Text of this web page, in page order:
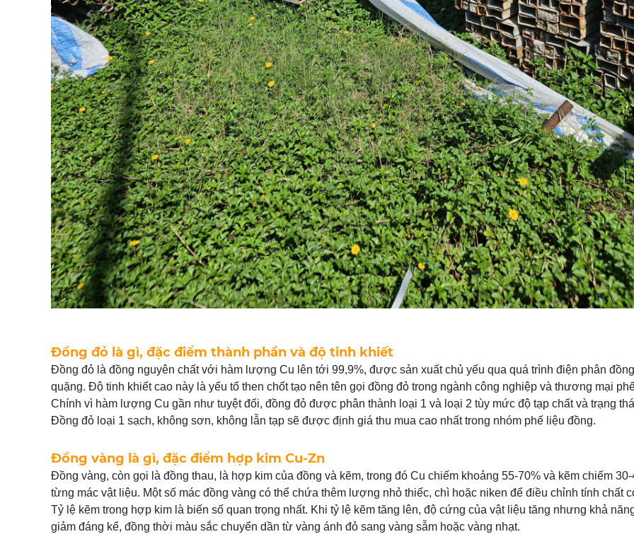
Đồng đỏ là gì, đặc điểm thành phần và độ tinh khiết
Đồng đỏ là đồng nguyên chất với hàm lượng Cu lên tới 99,9%, được sản xuất chủ yếu qua quá trình điện phân
quặng. Độ tinh khiết cao này là yếu tố then chốt tạo nên tên gọi đồng đỏ trong ngành công nghiệp và thương mại
Chính vì hàm lượng Cu gần như tuyệt đối, đồng đỏ được phân thành loại 1 và loại 2 tùy mức độ tạp chất và trạng
Đồng đỏ loại 1 sạch, không sơn, không lẫn tạp sẽ được định giá thu mua cao nhất trong nhóm phế liệu đồng.
Đồng vàng là gì, đặc điểm hợp kim Cu-Zn
Đồng vàng, còn gọi là đồng thau, là hợp kim của đồng và kẽm, trong đó Cu chiếm khoảng 55-70% và kẽm chiếm
từng mác vật liệu. Một số mác đồng vàng có thể chứa thêm lượng nhỏ thiếc, chì hoặc niken để điều chỉnh tính chất
Tỷ lệ kẽm trong hợp kim là biến số quan trọng nhất. Khi tỷ lệ kẽm tăng lên, độ cứng của vật liệu tăng nhưng khả
giảm đáng kể, đồng thời màu sắc chuyển dần từ vàng ánh đỏ sang vàng sẫm hoặc vàng nhạt.